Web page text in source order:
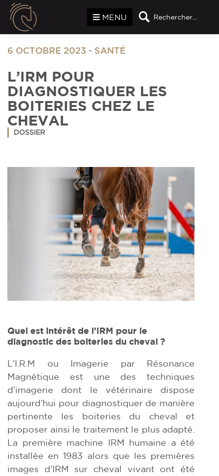
Rechercher...
MENU
6 OCTOBRE 2023 - SANTÉ
L’IRM POUR
DIAGNOSTIQUER LES
BOITERIES CHEZ LE
CHEVAL
DOSSIER
Quel est intérêt de l’IRM pour le
diagnostic des boiteries du cheval ?
L’I.R.M ou Imagerie par Résonance
Magnétique est une des techniques
d’imagerie dont le vétérinaire dispose
aujourd’hui pour diagnostiquer de manière
pertinente les boiteries du cheval et
proposer ainsi le traitement le plus adapté.
La première machine IRM humaine a été
installée en 1983 alors que les premières
images d’IRM sur cheval vivant ont été
Panneau de gestion des cookies